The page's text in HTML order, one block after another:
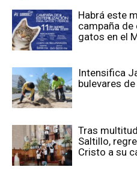
Habrá este
campaña
gatos en el
Intensifica
bulevares
Tras
Saltillo,
Cristo a su